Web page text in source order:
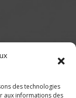
des technologies
aux informations des